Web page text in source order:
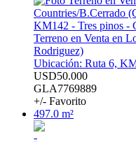
Terreno en Venta en
Rodriguez)
Ubicación: Ruta 6,
USD50.000
GLA7769889
+/- Favorito
497.0 m²
-